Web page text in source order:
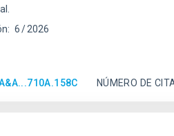
6 2026
NÚMERO DE